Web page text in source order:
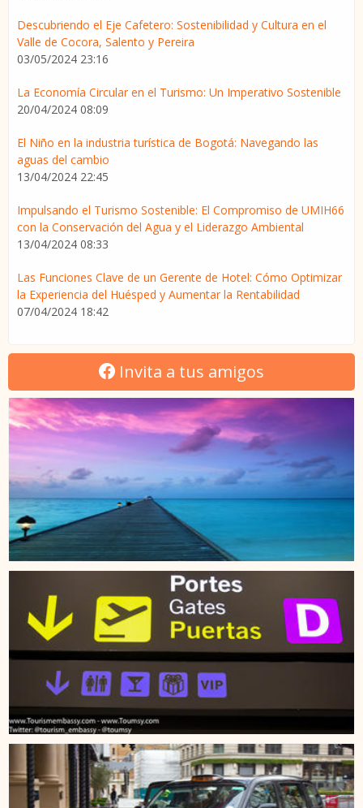
Descubriendo el Eje Cafetero: Sostenibilidad y Cultura en el
Valle de Cocora, Salento y Pereira
03/05/2024 23:16
La Economía Circular en el Turismo: Un Imperativo Sostenible
20/04/2024 08:09
El Niño en la industria turística de Bogotá: Navegando las
aguas del cambio
13/04/2024 22:45
Impulsando el Turismo Sostenible: El Compromiso de UMIH66
con la Conservación del Agua y el Liderazgo Ambiental
13/04/2024 08:33
Las Funciones Clave de un Gerente de Hotel: Cómo Optimizar
la Experiencia del Huésped y Aumentar la Rentabilidad
07/04/2024 18:42
Invita a tus amigos